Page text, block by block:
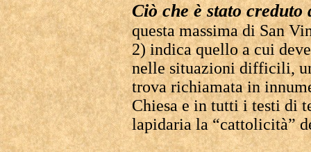
Ciò che è stato creduto
questa massima di San
2) indica quello a cui
nelle situazioni difficili,
trova richiamata in
Chiesa e in tutti i testi di
lapidaria la “cattolicità”